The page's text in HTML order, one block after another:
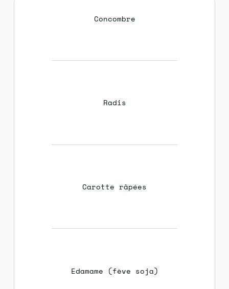
Concombre
Radis
Carotte râpées
Edamame (fève soja)